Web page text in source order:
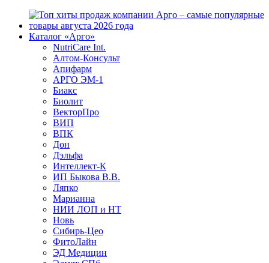
Каталог «Арго»
NutriCare Int.
Алтом-Консульт
Апифарм
АРГО ЭМ-1
Биакс
Биолит
ВекторПро
ВИП
ВПК
Дон
Дэльфа
Интеллект-К
ИП Быкова В.В.
Ляпко
Марианна
НИИ ЛОП и НТ
Новь
Сибирь-Цео
ФитоЛайн
ЭД Медицин